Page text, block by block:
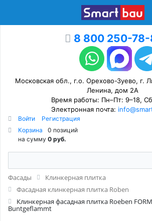
8 800 250-78-
Московская обл., г.о. Орехово-Зуево, г.
Ленина, дом 2А
Время работы: Пн–Пт: 9–18,
Электронная почта:
Войти
Регистрация
Корзина
0 позиций
на сумму 0 руб.
Фасады
Клинкерная плитка
Фасадная клинкерная плитка Roben
Клинкерная фасадная плитка Roeben
Buntgeflammt